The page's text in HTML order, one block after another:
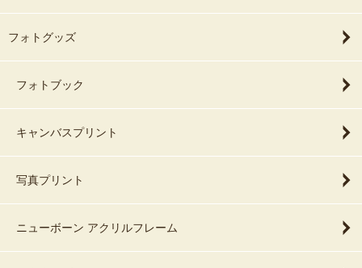
フォトグッズ
フォトブック
キャンバスプリント
写真プリント
ニューボーン アクリルフレーム